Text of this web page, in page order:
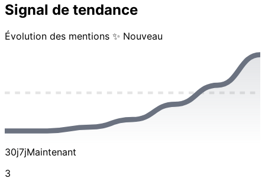
Signal de tendance
Évolution des mentions ✨ Nouveau
30j7jMaintenant
3